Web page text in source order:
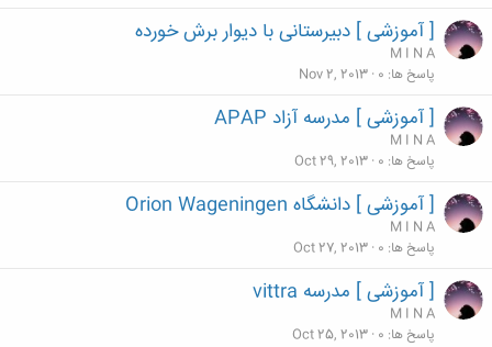
[ آموزشی ] دبیرستانی با دیوار برش خورده
M I N A
پاسخ ها 0
Nov 2, 2013
[ آموزشی ] مدرسه آزاد APAP
M I N A
پاسخ ها 0
Oct 29, 2013
[ آموزشی ] دانشگاه Orion Wageningen
M I N A
پاسخ ها 0
Oct 27, 2013
[ آموزشی ] مدرسه vittra
M I N A
پاسخ ها 0
Oct 25, 2013